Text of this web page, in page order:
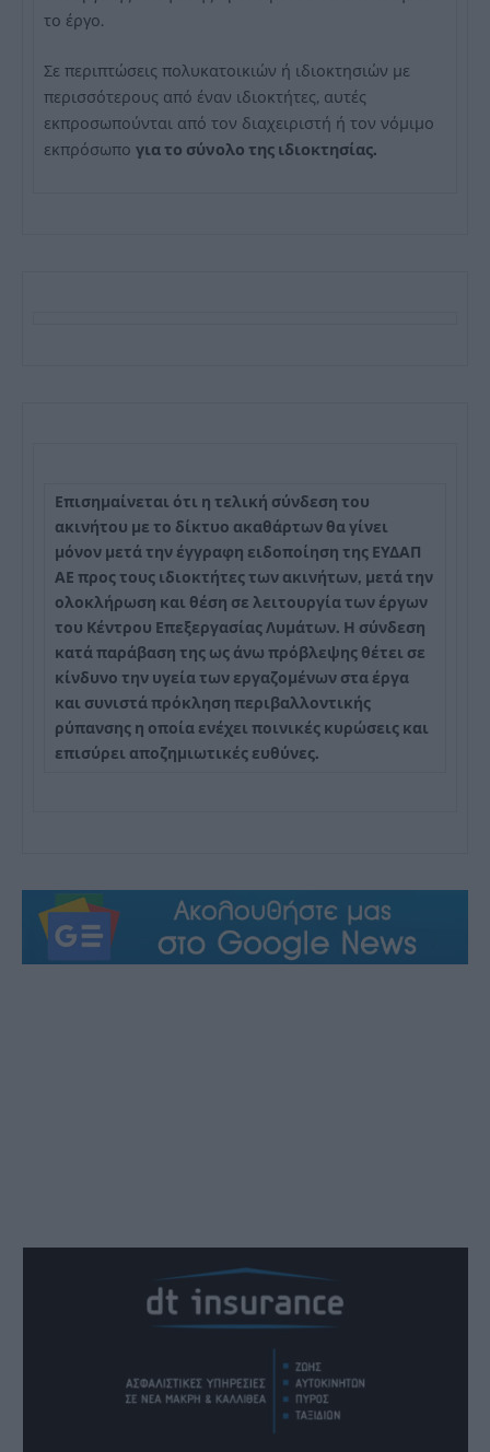
το έργο.
Σε περιπτώσεις πολυκατοικιών ή ιδιοκτησιών με
περισσότερους από έναν ιδιοκτήτες, αυτές
εκπροσωπούνται από τον διαχειριστή ή τον νόμιμο
εκπρόσωπο για το σύνολο της ιδιοκτησίας.
Επισημαίνεται ότι η τελική σύνδεση του
ακινήτου με το δίκτυο ακαθάρτων θα γίνει
μόνον μετά την έγγραφη ειδοποίηση της ΕΥΔΑΠ
ΑΕ προς τους ιδιοκτήτες των ακινήτων, μετά την
ολοκλήρωση και θέση σε λειτουργία των έργων
του Κέντρου Επεξεργασίας Λυμάτων. Η σύνδεση
κατά παράβαση της ως άνω πρόβλεψης θέτει σε
κίνδυνο την υγεία των εργαζομένων στα έργα
και συνιστά πρόκληση περιβαλλοντικής
ρύπανσης η οποία ενέχει ποινικές κυρώσεις και
επισύρει αποζημιωτικές ευθύνες.